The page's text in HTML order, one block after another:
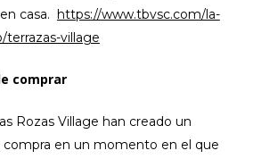
casa. https://www.tbvsc.com/la-
terrazas-village
comprar
Rozas Village han creado un
en un momento en el que